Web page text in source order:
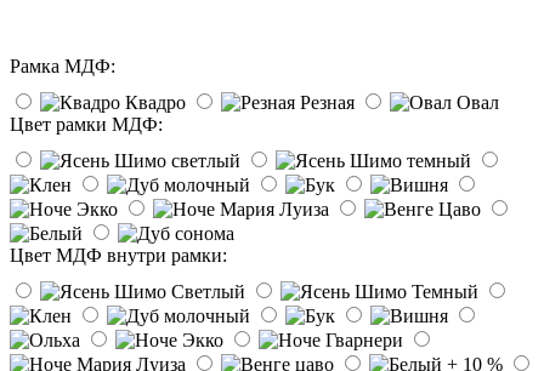
Рамка МДФ:
Квадро
Резная
Овал
Цвет рамки МДФ:
Цвет МДФ внутри рамки: